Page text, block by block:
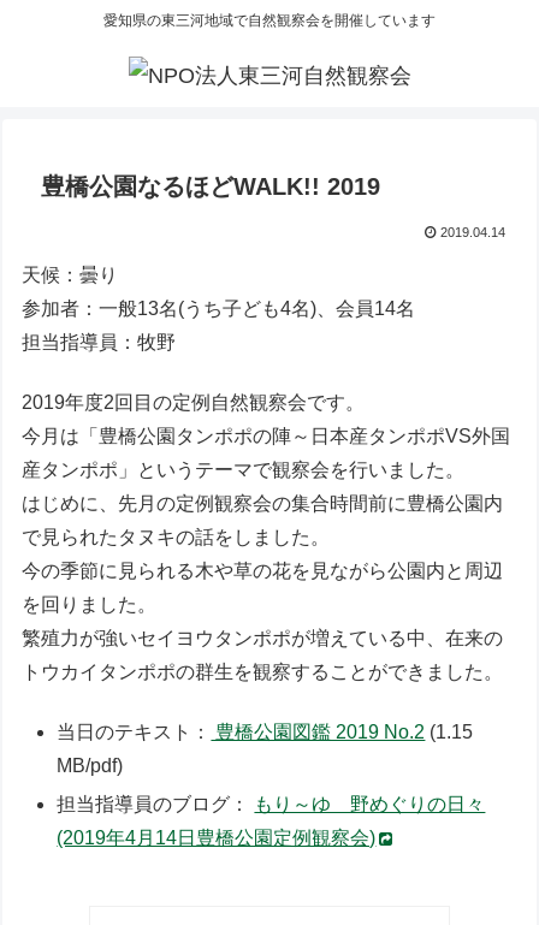
愛知県の東三河地域で自然観察会を開催しています
豊橋公園なるほどWALK!! 2019
2019.04.14
天候：曇り
参加者：一般13名(うち子ども4名)、会員14名
担当指導員：牧野
2019年度2回目の定例自然観察会です。
今月は「豊橋公園タンポポの陣～日本産タンポポVS外国
産タンポポ」というテーマで観察会を行いました。
はじめに、先月の定例観察会の集合時間前に豊橋公園内
で見られたタヌキの話をしました。
今の季節に見られる木や草の花を見ながら公園内と周辺
を回りました。
繁殖力が強いセイヨウタンポポが増えている中、在来の
トウカイタンポポの群生を観察することができました。
当日のテキスト： 豊橋公園図鑑 2019 No.2 (1.15
MB/pdf)
担当指導員のブログ：
もり～ゆ 野めぐりの日々
(2019年4月14日豊橋公園定例観察会)